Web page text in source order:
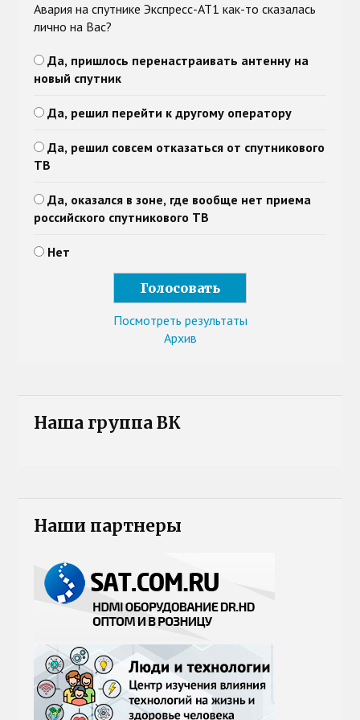
Авария на спутнике Экспресс-АТ1 как-то сказалась
лично на Вас?
Да, пришлось перенастраивать антенну на
новый спутник
Да, решил перейти к другому оператору
Да, решил совсем отказаться от спутникового
ТВ
Да, оказался в зоне, где вообще нет приема
российского спутникового ТВ
Нет
Посмотреть результаты
Архив
Наша группа ВК
Наши партнеры